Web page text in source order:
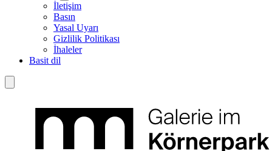
İletişim
Basın
Yasal Uyarı
Gizlilik Politikası
İhaleler
Basit dil